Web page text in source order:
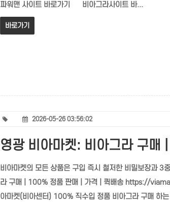
파워맨 사이트 바로가기 ‌‌비아그라사이트 바...
바로가기
2026-05-26 03:56:02
영광 비아마켓: 비아그라 구
비아마켓의 모든 상품은 구입 즉시 철저한 비밀보장과 3
라 구매 | 100% 정품 판매 | 가격 | 퀵배송 https://
아마켓(비아센터) 100% 직수입 정품 비아그라 구매 하